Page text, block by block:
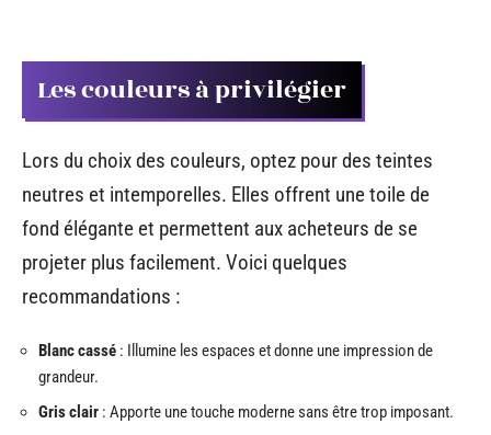
Les couleurs à privilégier
Lors du choix des couleurs, optez pour des teintes
neutres et intemporelles. Elles offrent une toile de
fond élégante et permettent aux acheteurs de se
projeter plus facilement. Voici quelques
recommandations :
Blanc cassé : Illumine les espaces et donne une impression de
grandeur.
Gris clair : Apporte une touche moderne sans être trop imposant.